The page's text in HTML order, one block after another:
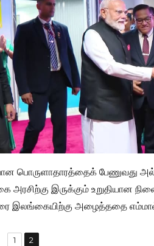
பொருளாதாரத்தைக் பேணுவது
அரசிற்கு இருக்கும் உறுதியான
இலங்கையிற்கு அழைத்ததை எம்மால்
Page
1 ,
Page
2